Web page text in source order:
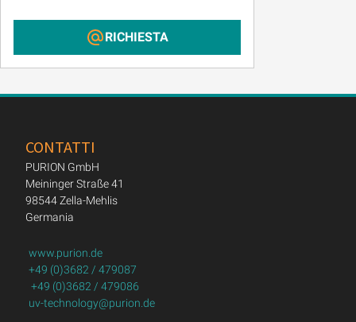
RICHIESTA
CONTATTI
PURION GmbH
Meininger Straße 41
98544 Zella-Mehlis
Germania
www.purion.de
+49 (0)3682 / 479087
+49 (0)3682 / 479086
uv-technology@purion.de